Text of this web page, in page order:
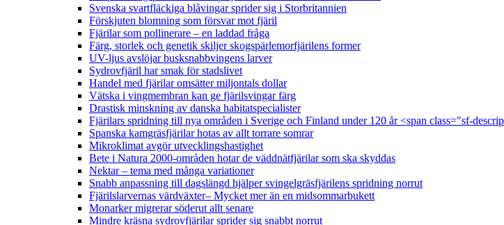
Svenska svartfläckiga blåvingar sprider sig i Storbritannien
Förskjuten blomning som försvar mot fjäril
Fjärilar som pollinerare – en laddad fråga
Färg, storlek och genetik skiljer skogspärlemorfjärilens former
UV-ljus avslöjar busksnabbvingens larver
Sydrovfjäril har smak för stadslivet
Handel med fjärilar omsätter miljontals dollar
Vätska i vingmembran kan ge fjärilsvingar färg
Drastisk minskning av danska habitatspecialister
Fjärilars spridning till nya områden i Sverige och Finland under 120 år <span class="sf-
Spanska kamgräsfjärilar hotas av allt torrare somrar
Mikroklimat avgör utvecklingshastighet
Bete i Natura 2000-områden hotar de väddnätfjärilar som ska skyddas
Nektar – tema med många variationer
Snabb anpassning till dagslängd hjälper svingelgräsfjärilens spridning norrut
Fjärilslarvernas värdväxter– Mycket mer än en midsommarbukett
Monarker migrerar söderut allt senare
Mindre kräsna sydrovfjärilar sprider sig snabbt norrut